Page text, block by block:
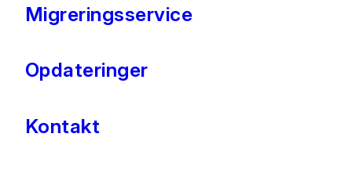
Migreringsservice
Opdateringer
Kontakt